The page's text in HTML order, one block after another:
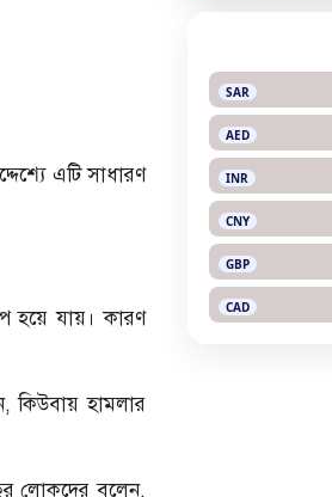
এটি সাধারণ
হয়ে যায়। কারণ
কিউবায় হামলার
লোকদের বলেন,
SAR
AED
INR
CNY
GBP
CAD